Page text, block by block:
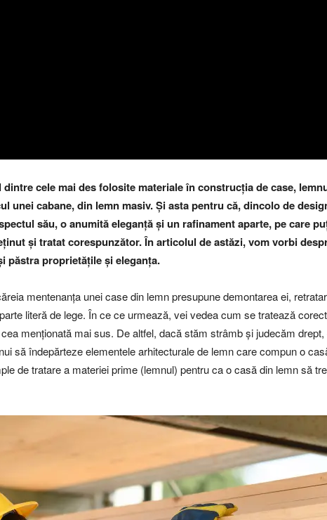
cele mai des folosite materiale în construcția de case,
unei cabane, din lemn masiv. Și asta pentru că, dincolo de
său, o anumită eleganță și un rafinament aparte, pe care
și tratat corespunzător. În articolul de astăzi, vom vorbi
păstra proprietățile și eleganța.
mentenanța unei case din lemn presupune demontarea ei,
literă de lege. În ce ce urmează, vei vedea cum se tratează
menționată mai sus. De altfel, dacă stăm strâmb și judecăm
să îndepărteze elementele arhitecturale de lemn care compun o
de tratare a materiei prime (lemnul) pentru ca o casă din lemn să